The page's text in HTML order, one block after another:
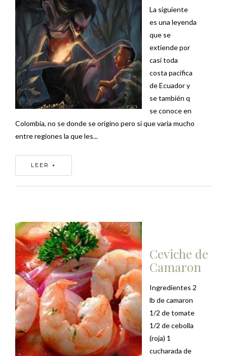
La siguiente
es una leyenda
que se
extiende por
casi toda
costa pacifica
de Ecuador y
se también q
se conoce en
Colombia, no se donde se origino pero si que varia mucho
entre regiones la que les...
LEER +
Ceviche de
Camaron
Ingredientes 2
lb de camaron
1/2 de tomate
1/2 de cebolla
(roja) 1
cucharada de